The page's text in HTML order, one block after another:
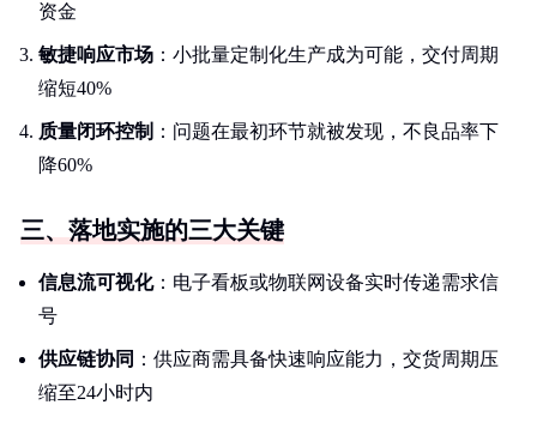
资金
敏捷响应市场 ：小批量定制化生产成为可能，交付周期
缩短40%
质量闭环控制 ：问题在最初环节就被发现，不良品率下
降60%
三、落地实施的三大关键
信息流可视化：电子看板或物联网设备实时传递需求信
号
供应链协同 ：供应商需具备快速响应能力，交货周期压
缩至24小时内